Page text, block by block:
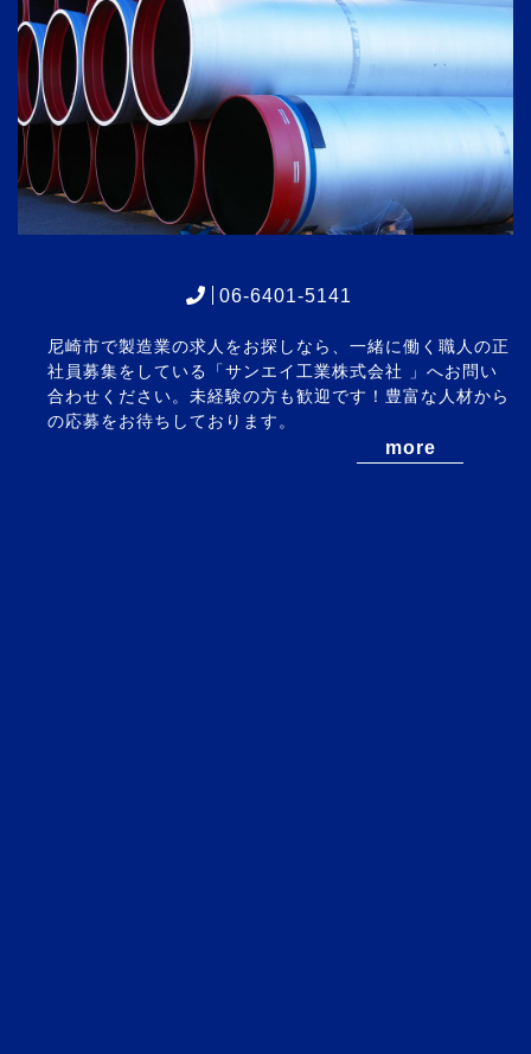
06-6401-5141
尼崎市で製造業の求人をお探しなら、一緒に働く職人の正
社員募集をしている「サンエイ工業株式会社 」へお問い
合わせください。未経験の方も歓迎です！豊富な人材から
の応募をお待ちしております。
more